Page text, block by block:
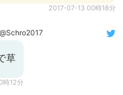
2017-07-13 00時18分
@Schro2017
草
時12分